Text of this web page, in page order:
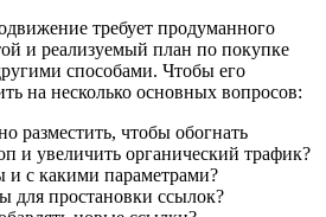
требует продуманного
и реализуемый план по покупке
способами. Чтобы его
на несколько основных вопросов:
разместить, чтобы обогнать
и увеличить органический трафик?
с какими параметрами?
для простановки ссылок?